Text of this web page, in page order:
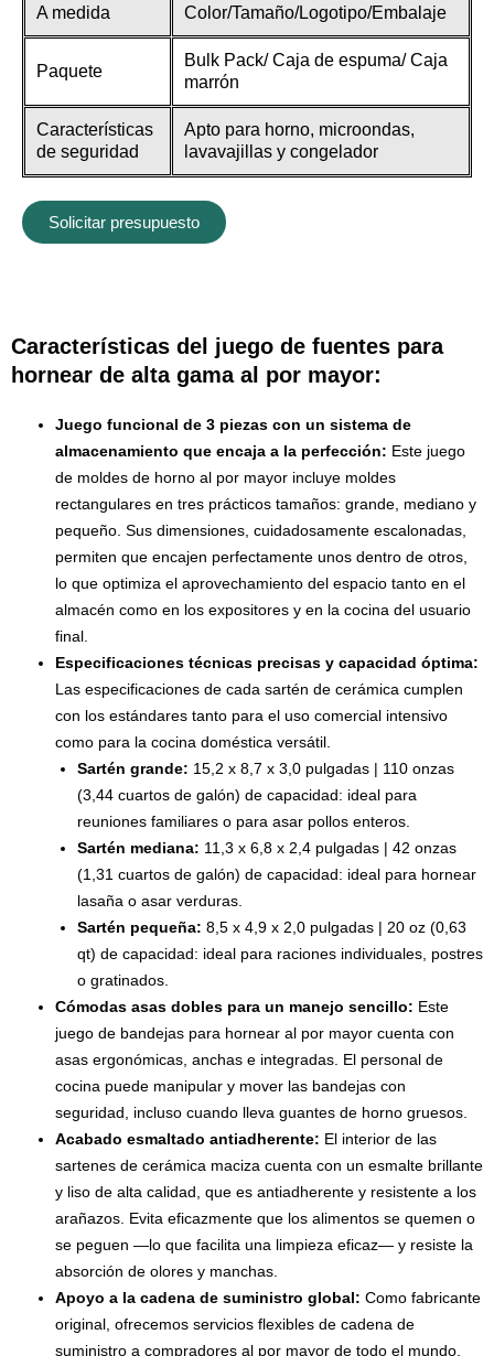
A medida Color/Tamaño/Logotipo/Embalaje
Paquete
Bulk Pack/ Caja de espuma/ Caja
marrón
Características
de seguridad
Apto para horno, microondas,
lavavajillas y congelador
Solicitar presupuesto
Características del juego de fuentes para
hornear de alta gama al por mayor:
Juego funcional de 3 piezas con un sistema de
almacenamiento que encaja a la perfección: Este juego
de moldes de horno al por mayor incluye moldes
rectangulares en tres prácticos tamaños: grande, mediano y
pequeño. Sus dimensiones, cuidadosamente escalonadas,
permiten que encajen perfectamente unos dentro de otros,
lo que optimiza el aprovechamiento del espacio tanto en el
almacén como en los expositores y en la cocina del usuario
final.
Especificaciones técnicas precisas y capacidad óptima:
Las especificaciones de cada sartén de cerámica cumplen
con los estándares tanto para el uso comercial intensivo
como para la cocina doméstica versátil.
Sartén grande: 15,2 x 8,7 x 3,0 pulgadas | 110 onzas
(3,44 cuartos de galón) de capacidad: ideal para
reuniones familiares o para asar pollos enteros.
Sartén mediana: 11,3 x 6,8 x 2,4 pulgadas | 42 onzas
(1,31 cuartos de galón) de capacidad: ideal para hornear
lasaña o asar verduras.
Sartén pequeña: 8,5 x 4,9 x 2,0 pulgadas | 20 oz (0,63
qt) de capacidad: ideal para raciones individuales, postres
o gratinados.
Cómodas asas dobles para un manejo sencillo: Este
juego de bandejas para hornear al por mayor cuenta con
asas ergonómicas, anchas e integradas. El personal de
cocina puede manipular y mover las bandejas con
seguridad, incluso cuando lleva guantes de horno gruesos.
Acabado esmaltado antiadherente: El interior de las
sartenes de cerámica maciza cuenta con un esmalte brillante
y liso de alta calidad, que es antiadherente y resistente a los
arañazos. Evita eficazmente que los alimentos se quemen o
se peguen —lo que facilita una limpieza eficaz— y resiste la
absorción de olores y manchas.
Apoyo a la cadena de suministro global: Como fabricante
original, ofrecemos servicios flexibles de cadena de
suministro a compradores al por mayor de todo el mundo.